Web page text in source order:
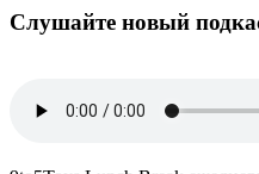
Слушайте новый